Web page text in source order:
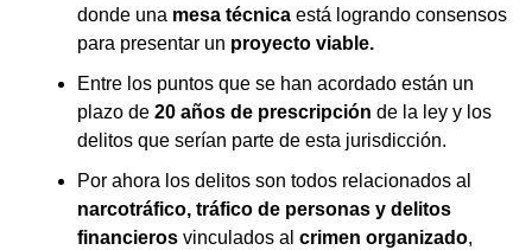
donde una mesa técnica está logrando consensos
para presentar un proyecto viable.
Entre los puntos que se han acordado están un
plazo de 20 años de prescripción de la ley y los
delitos que serían parte de esta jurisdicción.
Por ahora los delitos son todos relacionados al
narcotráfico, tráfico de personas y delitos
financieros vinculados al crimen organizado,